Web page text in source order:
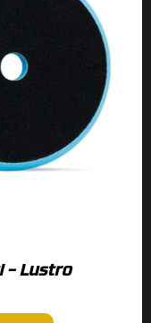
– Lustro